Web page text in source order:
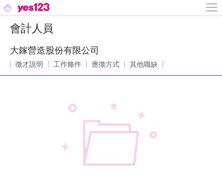
會計人員
大鎵營造股份有限公司
徵才說明 工作條件 應徵方式 其他職缺